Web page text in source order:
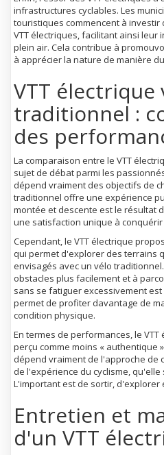
infrastructures cyclables. Les
touristiques commencent à
VTT électriques, facilitant ainsi leur
plein air. Cela contribue à
à apprécier la nature de manière
VTT électrique
traditionnel :
des
La comparaison entre le VTT
sujet de débat parmi les
dépend vraiment des objectifs de
traditionnel offre une expérience
montée et descente est le résultat
une satisfaction unique à
Cependant, le VTT électrique
qui permet d'explorer des terrains
envisagés avec un vélo
obstacles plus facilement et à
sans se fatiguer excessivement
permet de profiter davantage de
condition physique.
En termes de performances, le
perçu comme moins « authentique
dépend vraiment de l'approche de
de l'expérience du cyclisme,
L'important est de sortir, d'explorer
Entretien et
d'un VTT